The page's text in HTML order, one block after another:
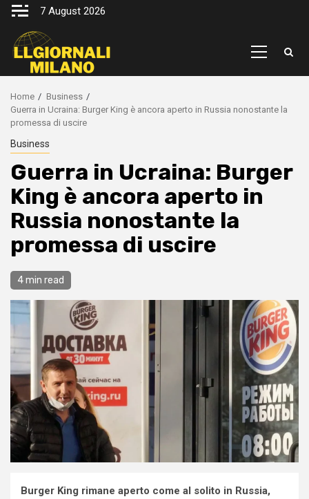
Skip
content
7 August 2026
Primary
Home
Business
Guerra in Ucraina: Burger King è ancora aperto in Russia nonostante la
promessa di uscire
Business
Guerra in Ucraina: Burger
King è ancora aperto in
Russia nonostante la
promessa di uscire
4 min read
Burger King rimane aperto come al solito in Russia,